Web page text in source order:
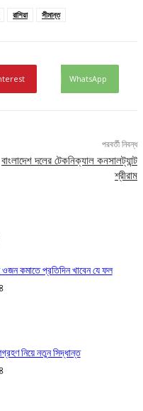
রাশিয়া সীমান্ত
WhatsApp
পরবর্তী নিবন্ধ
বাংলাদেশ দলের টেকনিক্যাল কনসালট্যান্ট
শ্রীরাম
কমাতে প্রতিদিন খাবেন যে ফল
নিয়ে নতুন সিদ্ধান্ত